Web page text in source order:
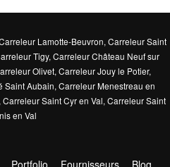
Lamotte-Beuvron,Carreleur Saint
Tigy,Carreleur Château Neuf sur
Olivet,Carreleur Jouy le Potier,
Saint Aubain,Carreleur Menestreau en
,Carreleur Saint Cyr en Val,Carreleur Saint
en Val